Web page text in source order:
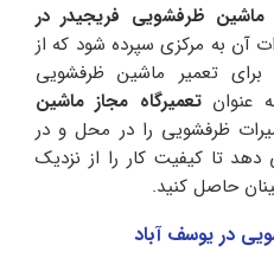
ماشین ظرفشویی فریجیدر در
آن به مرکزی سپرده شود که از
تعمیر ماشین ظرفشویی
عنوانتعمیرگاه مجاز ماشین
ظرفشویی را در محل و در
تا کیفیت کار را از نزدیک
حاصل کنید.
در یوسف آباد